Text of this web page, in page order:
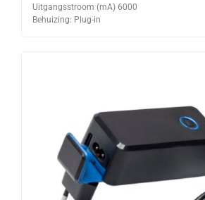
Uitgangsstroom (mA) 6000
Behuizing: Plug-in